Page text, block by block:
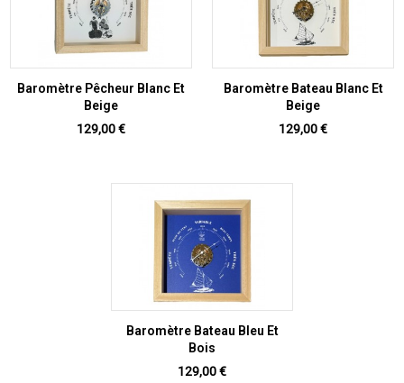
Baromètre Pêcheur Blanc Et
Beige
Prix
129,00 €
Baromètre Bateau Blanc Et
Beige
Prix
129,00 €
Baromètre Bateau Bleu Et
Bois
Prix
129,00 €